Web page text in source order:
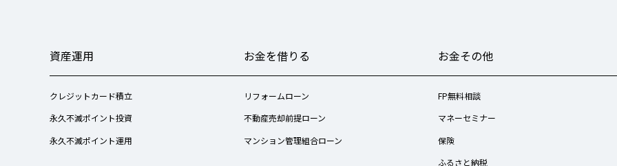
資産運用
クレジットカード積立
永久不滅ポイント投資
永久不滅ポイント運用
お金を借りる
リフォームローン
不動産売却前提ローン
マンション管理組合ローン
お金その他
FP無料相談
マネーセミナー
保険
ふるさと納税